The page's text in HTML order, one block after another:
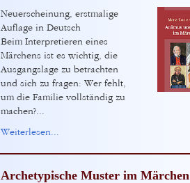
Neuerscheinung, erstmalige
Auflage in Deutsch
Beim Interpretieren eines
Märchens ist es wichtig, die
Ausgangslage zu betrachten
und sich zu fragen: Wer fehlt,
um die Familie vollständig zu
machen?...
Weiterlesen...
Archetypische Muster im Märchen